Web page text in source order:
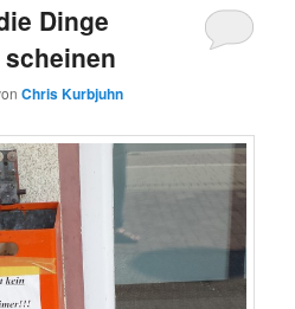
Dinge
Chris Kurbjuhn